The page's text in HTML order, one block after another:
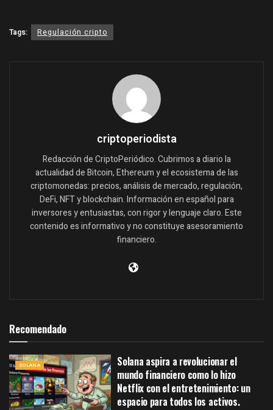
Tags: Regulación cripto
criptoperiodista
Redacción de CriptoPeriódico. Cubrimos a diario la
actualidad de Bitcoin, Ethereum y el ecosistema de las
criptomonedas: precios, análisis de mercado, regulación,
DeFi, NFT y blockchain. Información en español para
inversores y entusiastas, con rigor y lenguaje claro. Este
contenido es informativo y no constituye asesoramiento
financiero.
Recomendado
SOLANA
Solana aspira a revolucionar el
mundo financiero como lo hizo
Netflix con el entretenimiento: un
espacio para todos los activos.